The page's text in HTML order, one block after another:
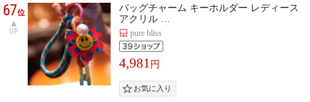
67位
UP
バッグチャーム キーホルダー レディース
アクリル …
pure bliss
4,981 円